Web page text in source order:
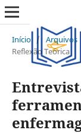
Início / Arquivos
Reflexão Teórica